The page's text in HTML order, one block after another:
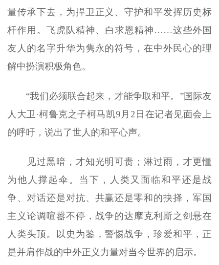
量传承下去，为捍卫正义、守护和平发挥历史标
杆作用。飞虎队精神、白求恩精神……这些外国
友人的名字升华为隽永的符号，在中外民心的理
解中扮演积极角色。
“我们必须联合起来，才能争取和平。”国际友
人大卫·柯鲁克之子柯马凯9月2日在记者见面会上
的呼吁，说出了世人的和平心声。
见过黑暗，才知光明可贵；淋过雨，才更懂
为他人撑起伞。当下，人类又面临和平还是战
争、对话还是对抗、共赢还是零和的抉择，军国
主义论调喧嚣不停，战争的达摩克利斯之剑悬在
人类头顶。以史为鉴，警惕战争，珍爱和平，正
是并肩作战的中外正义力量对当今世界的启示。